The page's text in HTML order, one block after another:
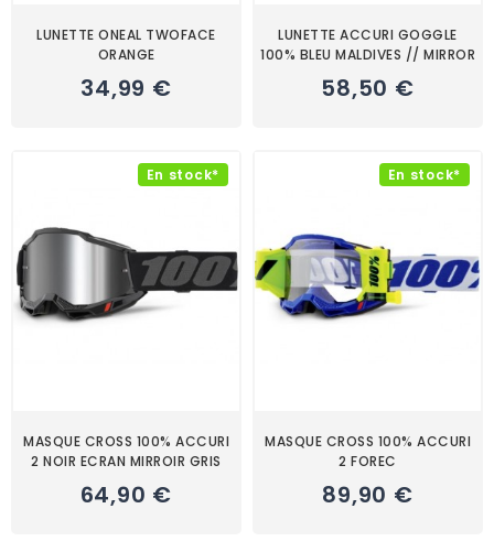
LUNETTE ONEAL TWOFACE
ORANGE
34,99 €
LUNETTE ACCURI GOGGLE
100% BLEU MALDIVES // MIRROR
58,50 €
En stock*
MASQUE CROSS 100% ACCURI
2 NOIR ECRAN MIRROIR GRIS
64,90 €
En stock*
MASQUE CROSS 100% ACCURI
2 FOREC
89,90 €